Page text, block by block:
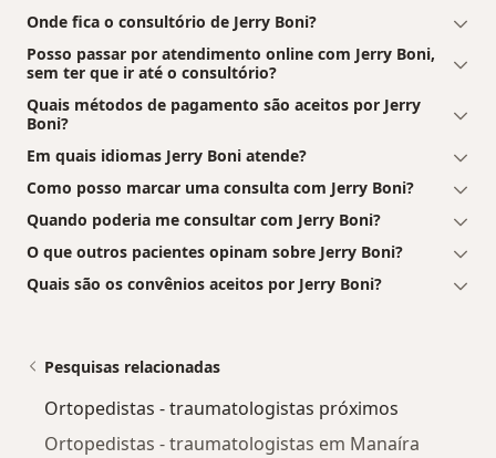
Onde fica o consultório de Jerry Boni?
Posso passar por atendimento online com Jerry Boni,
sem ter que ir até o consultório?
Quais métodos de pagamento são aceitos por Jerry
Boni?
Em quais idiomas Jerry Boni atende?
Como posso marcar uma consulta com Jerry Boni?
Quando poderia me consultar com Jerry Boni?
O que outros pacientes opinam sobre Jerry Boni?
Quais são os convênios aceitos por Jerry Boni?
Pesquisas relacionadas
Ortopedistas - traumatologistas próximos
Ortopedistas - traumatologistas em Manaíra